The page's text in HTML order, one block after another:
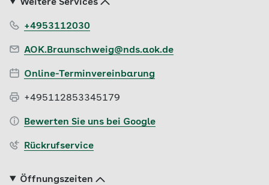
Weitere Services
+4953112030
AOK.Braunschweig@nds.aok.de
Online-Terminvereinbarung
+495112853345179
Bewerten Sie uns bei Google
Rückrufservice
Öffnungszeiten